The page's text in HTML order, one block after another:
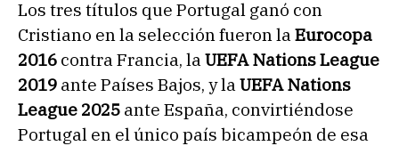
Los tres títulos que Portugal ganó con
Cristiano en la selección fueron la Eurocopa
2016 contra Francia, la UEFA Nations League
2019 ante Países Bajos, y la UEFA Nations
League 2025 ante España, convirtiéndose
Portugal en el único país bicampeón de esa